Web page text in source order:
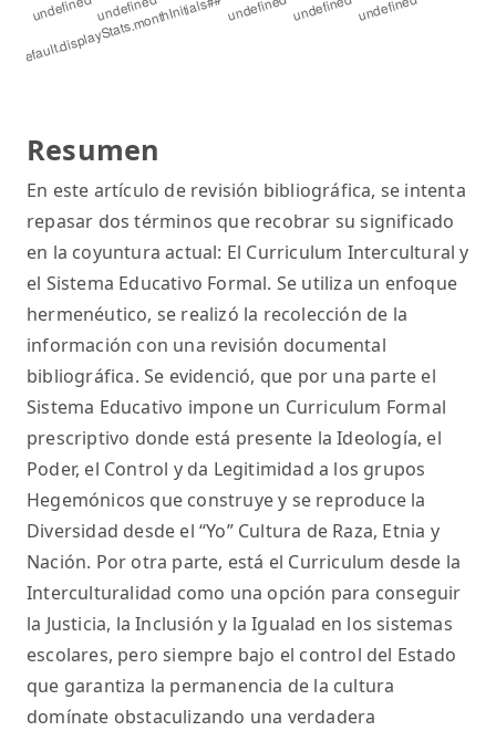
Resumen
En este artículo de revisión bibliográfica, se intenta
repasar dos términos que recobrar su significado
en la coyuntura actual: El Curriculum Intercultural y
el Sistema Educativo Formal. Se utiliza un enfoque
hermenéutico, se realizó la recolección de la
información con una revisión documental
bibliográfica. Se evidenció, que por una parte el
Sistema Educativo impone un Curriculum Formal
prescriptivo donde está presente la Ideología, el
Poder, el Control y da Legitimidad a los grupos
Hegemónicos que construye y se reproduce la
Diversidad desde el “Yo” Cultura de Raza, Etnia y
Nación. Por otra parte, está el Curriculum desde la
Interculturalidad como una opción para conseguir
la Justicia, la Inclusión y la Igualad en los sistemas
escolares, pero siempre bajo el control del Estado
que garantiza la permanencia de la cultura
domínate obstaculizando una verdadera